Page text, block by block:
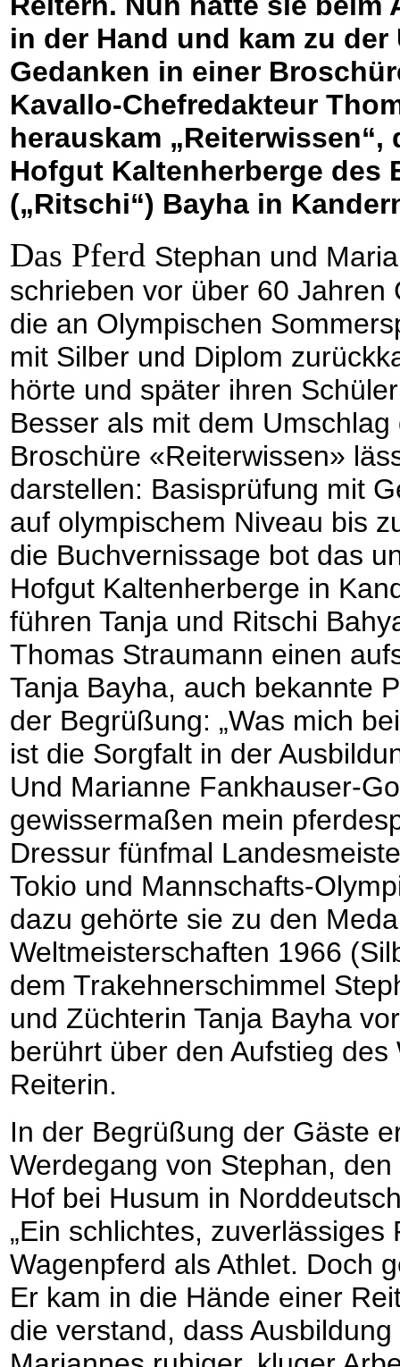
in der Hand und kam zu
Gedanken in einer
Kavallo-Chefredakteur
herauskam
Hofgut Kaltenherberge des
(„Ritschi“) Bayha in
Das Pferd Stephan und
schrieben vor über 60
die an Olympischen
mit Silber und Diplom
hörte und später ihren
Besser als mit dem
Broschüre «Reiterwissen»
darstellen: Basisprüfung mit
auf olympischem Niveau bis
die Buchvernissage bot das
Hofgut Kaltenherberge in
führen Tanja und Ritschi
Thomas Straumann einen
Tanja Bayha, auch bekannte
der Begrüßung: „Was mich
ist die Sorgfalt in der
Und Marianne Fankhauser-
gewissermaßen mein
Dressur fünfmal
Tokio und Mannschafts-
dazu gehörte sie zu den
Weltmeisterschaften 1966
dem Trakehnerschimmel
und Züchterin Tanja Bayha
berührt über den Aufstieg
Reiterin.
In der Begrüßung der Gäste
Werdegang von Stephan,
Hof bei Husum in
„Ein schlichtes,
Wagenpferd als Athlet. Doch
Er kam in die Hände einer
die verstand, dass